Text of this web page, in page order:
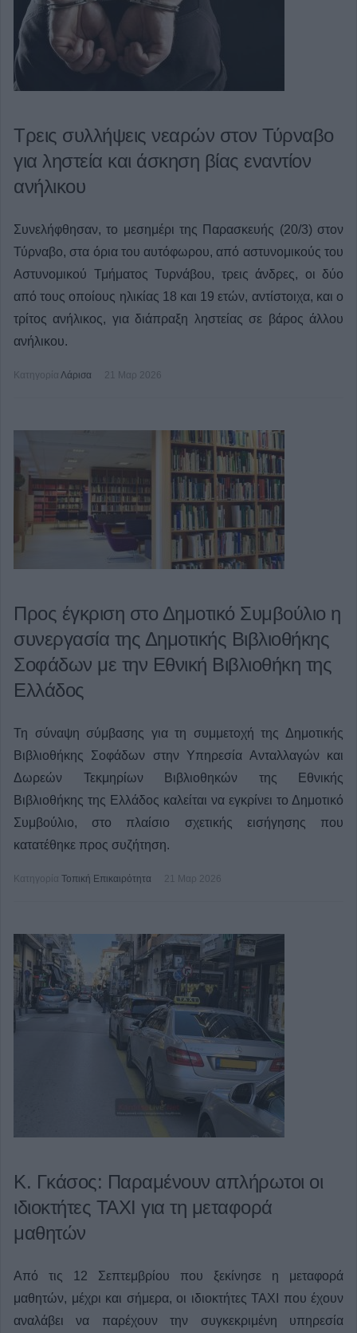
Τρεις συλλήψεις νεαρών στον Τύρναβο
για ληστεία και άσκηση βίας εναντίον
ανήλικου
Συνελήφθησαν, το μεσημέρι της Παρασκευής (20/3) στον
Τύρναβο, στα όρια του αυτόφωρου, από αστυνομικούς του
Αστυνομικού Τμήματος Τυρνάβου, τρεις άνδρες, οι δύο
από τους οποίους ηλικίας 18 και 19 ετών, αντίστοιχα, και ο
τρίτος ανήλικος, για διάπραξη ληστείας σε βάρος άλλου
ανήλικου.
Κατηγορία Λάρισα 21 Μαρ 2026
Προς έγκριση στο Δημοτικό Συμβούλιο η
συνεργασία της Δημοτικής Βιβλιοθήκης
Σοφάδων με την Εθνική Βιβλιοθήκη της
Ελλάδος
Τη σύναψη σύμβασης για τη συμμετοχή της Δημοτικής
Βιβλιοθήκης Σοφάδων στην Υπηρεσία Ανταλλαγών και
Δωρεών Τεκμηρίων Βιβλιοθηκών της Εθνικής
Βιβλιοθήκης της Ελλάδος καλείται να εγκρίνει το Δημοτικό
Συμβούλιο, στο πλαίσιο σχετικής εισήγησης που
κατατέθηκε προς συζήτηση.
Κατηγορία Τοπική Επικαιρότητα 21 Μαρ 2026
Κ. Γκάσος: Παραμένουν απλήρωτοι οι
ιδιοκτήτες ΤΑΧΙ για τη μεταφορά
μαθητών
Από τις 12 Σεπτεμβρίου που ξεκίνησε η μεταφορά
μαθητών, μέχρι και σήμερα, οι ιδιοκτήτες ΤΑΧΙ που έχουν
αναλάβει να παρέχουν την συγκεκριμένη υπηρεσία